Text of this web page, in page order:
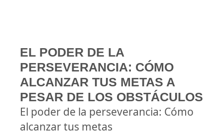
EL PODER DE LA
PERSEVERANCIA: CÓMO
ALCANZAR TUS METAS A
PESAR DE LOS OBSTÁCULOS
El poder de la perseverancia: Cómo
alcanzar tus metas